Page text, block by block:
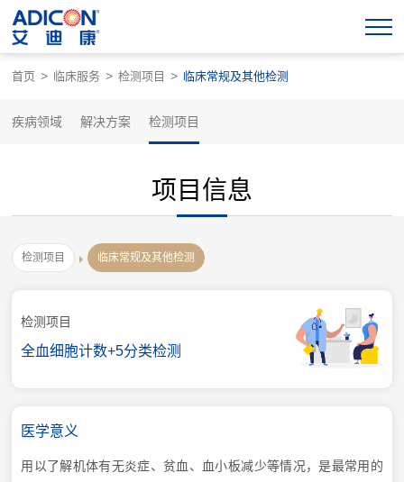
首页 > 临床服务 > 检测项目 > 临床常规及其他检测
疾病领域 解决方案 检测项目
项目信息
检测项目 临床常规及其他检测
检测项目
全血细胞计数+5分类检测
医学意义
用以了解机体有无炎症、贫血、血小板减少等情况，是最常用的